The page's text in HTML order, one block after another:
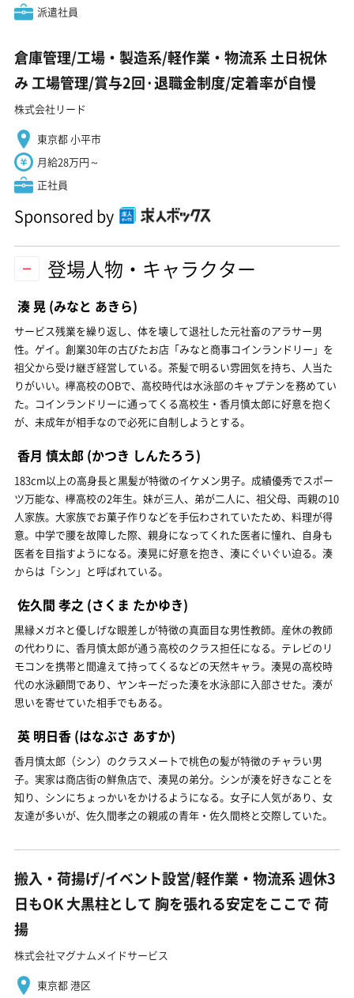
派遣社員
倉庫管理/工場・製造系/軽作業・物流系 土日祝休
み 工場管理/賞与2回·退職金制度/定着率が自慢
株式会社リード
東京都 小平市
月給28万円～
正社員
Sponsored by
登場人物・キャラクター
湊 晃 (みなと あきら)
サービス残業を繰り返し、体を壊して退社した元社畜のアラサー男
性。ゲイ。創業30年の古びたお店「みなと商事コインランドリー」を
祖父から受け継ぎ経営している。茶髪で明るい雰囲気を持ち、人当た
りがいい。欅高校のOBで、高校時代は水泳部のキャプテンを務めてい
た。コインランドリーに通ってくる高校生・香月慎太郎に好意を抱く
が、未成年が相手なので必死に自制しようとする。
香月 慎太郎 (かつき しんたろう)
183cm以上の高身長と黒髪が特徴のイケメン男子。成績優秀でスポー
ツ万能な、欅高校の2年生。妹が三人、弟が二人に、祖父母、両親の10
人家族。大家族でお菓子作りなどを手伝わされていたため、料理が得
意。中学で腰を故障した際、親身になってくれた医者に憧れ、自身も
医者を目指すようになる。湊晃に好意を抱き、湊にぐいぐい迫る。湊
からは「シン」と呼ばれている。
佐久間 孝之 (さくま たかゆき)
黒縁メガネと優しげな眼差しが特徴の真面目な男性教師。産休の教師
の代わりに、香月慎太郎が通う高校のクラス担任になる。テレビのリ
モコンを携帯と間違えて持ってくるなどの天然キャラ。湊晃の高校時
代の水泳顧問であり、ヤンキーだった湊を水泳部に入部させた。湊が
思いを寄せていた相手でもある。
英 明日香 (はなぶさ あすか)
香月慎太郎（シン）のクラスメートで桃色の髪が特徴のチャラい男
子。実家は商店街の鮮魚店で、湊晃の弟分。シンが湊を好きなことを
知り、シンにちょっかいをかけるようになる。女子に人気があり、女
友達が多いが、佐久間孝之の親戚の青年・佐久間柊と交際していた。
搬入・荷揚げ/イベント設営/軽作業・物流系 週休3
日もOK 大黒柱として 胸を張れる安定をここで 荷
揚
株式会社マグナムメイドサービス
東京都 港区